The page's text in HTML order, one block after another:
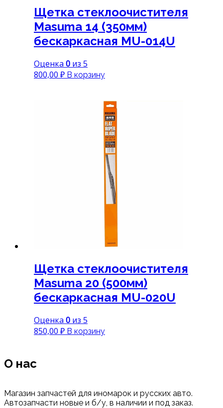
Щетка стеклоочистителя
Masuma 14 (350мм)
бескаркасная MU-014U
Оценка 0 из 5
800,00 ₽ В корзину
Щетка стеклоочистителя
Masuma 20 (500мм)
бескаркасная MU-020U
Оценка 0 из 5
850,00 ₽ В корзину
О нас
Магазин запчастей для иномарок и русских авто.
Автозапчасти новые и б/у, в наличии и под заказ.